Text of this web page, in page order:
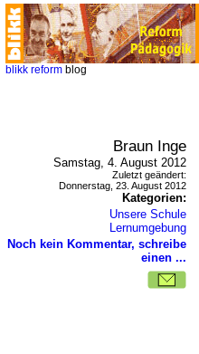
blikk reform blog
Braun Inge
Samstag, 4. August 2012
Zuletzt geändert:
Donnerstag, 23. August 2012
Kategorien:
Unsere Schule
Lernumgebung
Noch kein Kommentar, schreibe
einen ...